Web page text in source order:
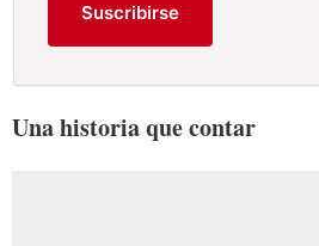
Suscribirse
Una historia que contar